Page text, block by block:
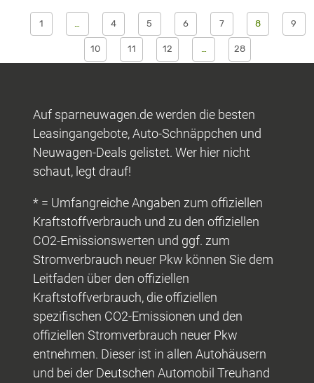
1 4 5 6 7 8 9
10 11 12 … 28
Auf sparneuwagen.de werden die besten
Leasingangebote, Auto-Schnäppchen und
Neuwagen-Deals gelistet. Wer hier nicht
schaut, legt drauf!
* = Umfangreiche Angaben zum offiziellen
Kraftstoffverbrauch und zu den offiziellen
CO2-Emissionswerten und ggf. zum
Stromverbrauch neuer Pkw können Sie dem
Leitfaden über den offiziellen
Kraftstoffverbrauch, die offiziellen
spezifischen CO2-Emissionen und den
offiziellen Stromverbrauch neuer Pkw
entnehmen. Dieser ist in allen Autohäusern
und bei der Deutschen Automobil Treuhand